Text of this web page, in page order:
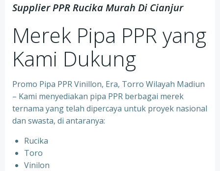
Supplier PPR Rucika Murah Di Cianjur
Merek Pipa PPR yang
Kami Dukung
Promo Pipa PPR Vinillon, Era, Torro Wilayah Madiun
– Kami menyediakan pipa PPR berbagai merek
ternama yang telah dipercaya untuk proyek nasional
dan swasta, di antaranya:
Rucika
⁠Toro
⁠Vinilon